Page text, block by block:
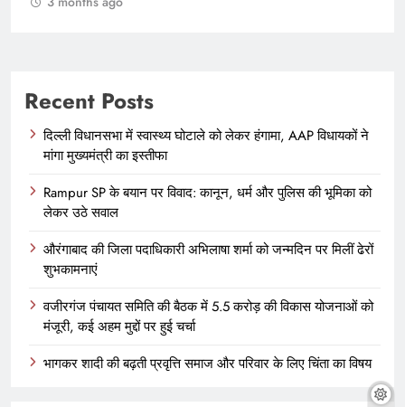
Recent Posts
दिल्ली विधानसभा में स्वास्थ्य घोटाले को लेकर हंगामा, AAP विधायकों ने
मांगा मुख्यमंत्री का इस्तीफा
Rampur SP के बयान पर विवाद: कानून, धर्म और पुलिस की भूमिका को
लेकर उठे सवाल
औरंगाबाद की जिला पदाधिकारी अभिलाषा शर्मा को जन्मदिन पर मिलीं ढेरों
शुभकामनाएं
वजीरगंज पंचायत समिति की बैठक में 5.5 करोड़ की विकास योजनाओं को
मंजूरी, कई अहम मुद्दों पर हुई चर्चा
भागकर शादी की बढ़ती प्रवृत्ति समाज और परिवार के लिए चिंता का विषय